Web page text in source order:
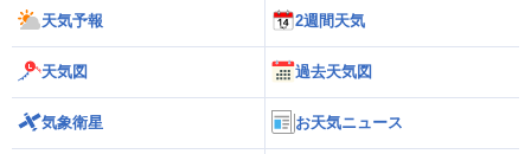
天気予報 2週間天気
天気図 過去天気図
気象衛星 お天気ニュース